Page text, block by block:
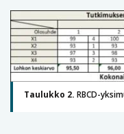
Taulukko 2. RBCD-